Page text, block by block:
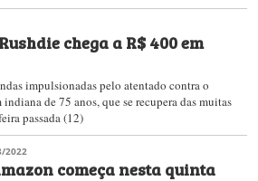
chega a R$ 400 em
impulsionadas pelo atentado contra o
de 75 anos, que se recupera das muitas
passada (12)
2022
começa nesta quinta